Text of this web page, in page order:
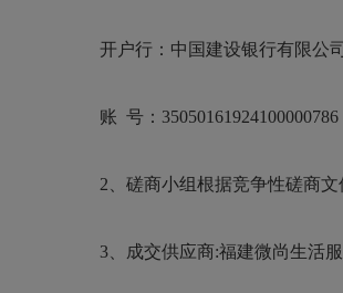
开户行：中国建设银行有限公
账 号：35050161924100000786
2、磋商小组根据竞争性磋商
3、成交供应商:福建微尚生活